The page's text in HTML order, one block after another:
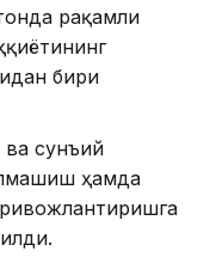
рақамли
бири
ва сунъий
ҳамда